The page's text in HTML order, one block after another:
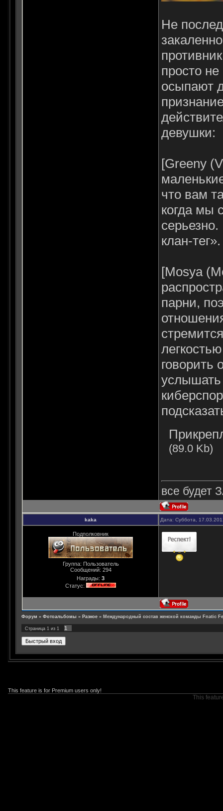
Не
просто
осыпают
девушки:
[Greeny
что вам
когда мы
клан-тег».
[Mosya
парни,
говорить
услышать
(89.0 Kb)
все будет
kaka Дата: Суббота,
Подполковник
Группа: Пользователь
Сообщений: 294
Награды: 3
Статус:
Форум » Фотоальбомы » Разное » Международный состав женской команды Fnatic
Страница 1 из 1 1
This feature is for Premium users only!
This